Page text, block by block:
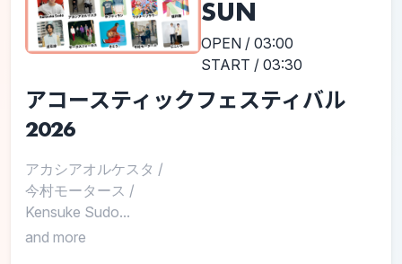
SUN
OPEN / 03:00
START / 03:30
アコースティックフェスティバル
2026
アカシアオルケスタ /
今村モータース /
Kensuke Sudo...
and more